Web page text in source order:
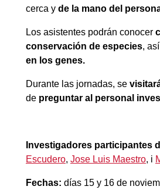
cerca y de la mano del
Los asistentes podrán conocer
conservación de especies,
en los genes.
Durante las jornadas, se
de preguntar al personal
Investigadores participantes
Escudero, Jose Luis Maestro, i
Fechas: días 15 y 16 de